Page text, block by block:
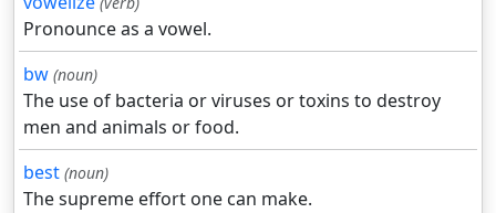
Pronounce as a vowel.
bw (noun)
The use of bacteria or viruses or toxins to destroy
men and animals or food.
best (noun)
The supreme effort one can make.